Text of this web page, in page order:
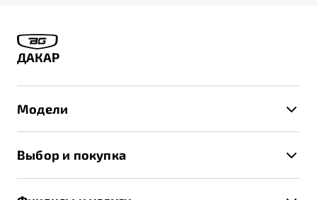
ДАКАР
Модели
X70
Выбор и покупка